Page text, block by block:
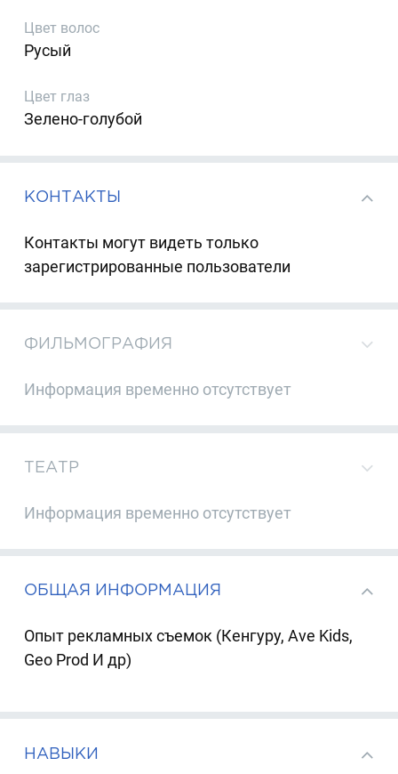
Цвет волос
Русый
Цвет глаз
Зелено-голубой
КОНТАКТЫ
Контакты могут видеть только
зарегистрированные пользователи
ФИЛЬМОГРАФИЯ
Информация временно отсутствует
ТЕАТР
Информация временно отсутствует
ОБЩАЯ ИНФОРМАЦИЯ
Опыт рекламных съемок (Кенгуру, Ave Kids,
Geo Prod И др)
НАВЫКИ